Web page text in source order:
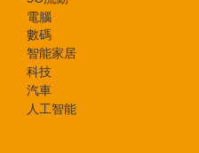
電腦
數碼
智能家居
科技
汽車
人工智能